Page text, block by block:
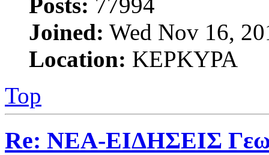
Posts: 77994
Joined: Wed Nov 16,
Location: ΚΕΡΚΥΡΑ
Top
Re: ΝΕΑ-ΕΙΔΗΣΕΙΣ